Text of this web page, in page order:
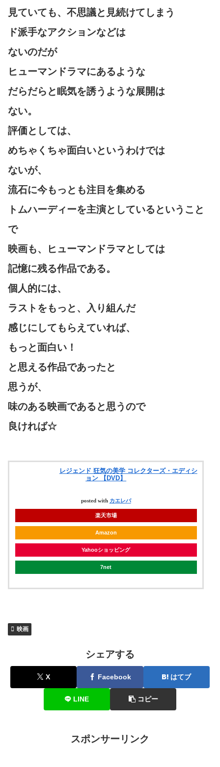
見ていても、不思議と見続けてしまう
ド派手なアクションなどは
ないのだが
ヒューマンドラマにあるような
だらだらと眠気を誘うような展開は
ない。
評価としては、
めちゃくちゃ面白いというわけでは
ないが、
流石に今もっとも注目を集める
トムハーディーを主演としているということ
で
映画も、ヒューマンドラマとしては
記憶に残る作品である。
個人的には、
ラストをもっと、入り組んだ
感じにしてもらえていれば、
もっと面白い！
と思える作品であったと
思うが、
味のある映画であると思うので
良ければ☆
レジェンド 狂気の美学 コレクターズ・エディシ
ョン 【DVD】
posted with カエレバ
楽天市場
Amazon
Yahooショッピング
7net
映画
シェアする
X Facebook はてブ
LINE コピー
スポンサーリンク